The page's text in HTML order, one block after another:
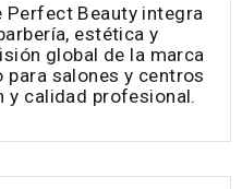
Perfect Beauty integra
estética y
global de la marca
salones y centros
y calidad profesional.